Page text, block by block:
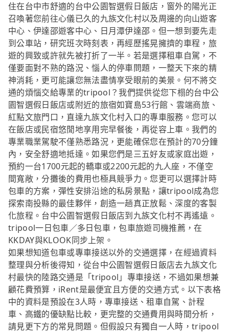
住在台中市舒適的台中公園智選假日飯店，窗外的陽光正
召喚著您前往心儀已久的九族文化村以及周邊的向山遊客
中心、伊達邵遊客中心、日月潭伊達邵。但一想到要先走
到公車站，研究班次時刻表，再經歷搖晃擁擠的車程，旅
遊的興致或許就先被打折了一半。若是選擇租車自駕，不
僅要面對不熟的路況、惱人的停車問題，一整天下來的精
神消耗，更可能讓您無法盡情享受眼前的美景。何不將交
通的煩惱交給專業的tripool？我們提供從您下榻的台中公
園智選假日飯店或附近的旅宿如寶島53行館、雲端商旅、
紅點文旅門口，直達九族文化村入口的專車服務。您可以
在飯店或民宿悠閒地享用完早餐後，再從容上車。我們的
專業職業駕駛不僅熟悉路況，更能確保您在預計的70分鐘
內，安全舒適地抵達。如果您們是三五好友或家庭出遊，
預約一台1700元起的轎車或2200元起的九人座，不僅空
間寬敞，分攤後的費用也極具競爭力。您更可以選擇計時
包車的方案，彈性安排沿途的私房景點，讓tripool成為您
探索南投縣的最佳夥伴，創造一趟真正放鬆、深度的客製
化旅程。台中公園智選假日飯店到九族文化村不再遙遠。
tripool一日包車／多日包車，包車旅遊司機推薦，在
KKDAY與KLOOK同步上架。
如果想知道包車或專車接送以外的交通選擇，在經過資料
整理與分析後得知，從台中公園智選假日飯店去九族文化
村最快的陸路交通是「tripool」專車接送，不過如果想兼
顧花費預算，iRent是最便宜且方便的交通方式。以下表格
中的資料是預設在3人時，專車接送、租車自駕、計程
車、高鐵的優缺點比較，更完整的交通費用與時間分析，
請見更下方的常見問題。但假設只有獨自一人時，tripool